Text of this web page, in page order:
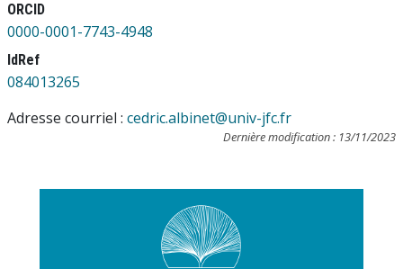
ORCID
0000-0001-7743-4948
IdRef
084013265
Adresse courriel : cedric.albinet@univ-jfc.fr
Dernière modification : 13/11/2023